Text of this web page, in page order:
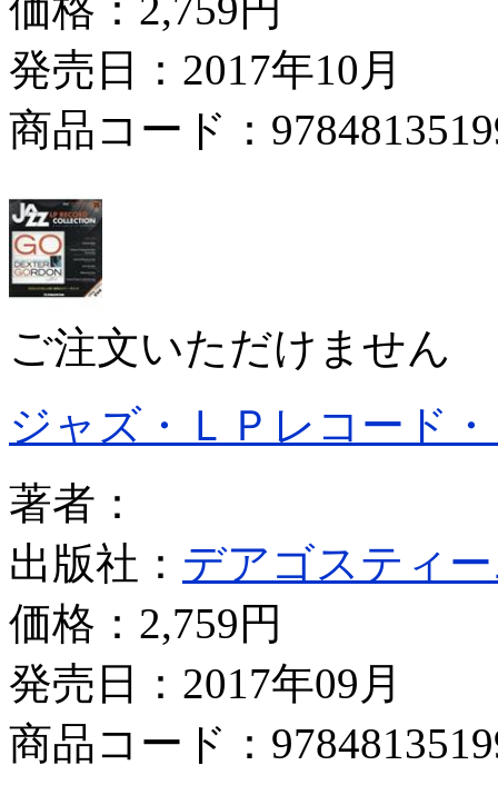
発売日：2017年10月
商品コード：
ご注文いただけません
ジャズ・ＬＰレコード
著者：
出版社： デアゴスティ
価格： 2,759円
発売日：2017年09月
商品コード：